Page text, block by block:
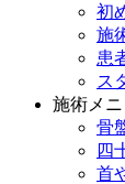
初
施
患
ス
施術メ
骨
四
首